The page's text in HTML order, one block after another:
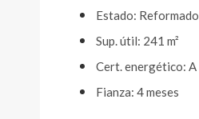
Estado: Reformado
Sup. útil: 241 m²
Cert. energético: A
Fianza: 4 meses